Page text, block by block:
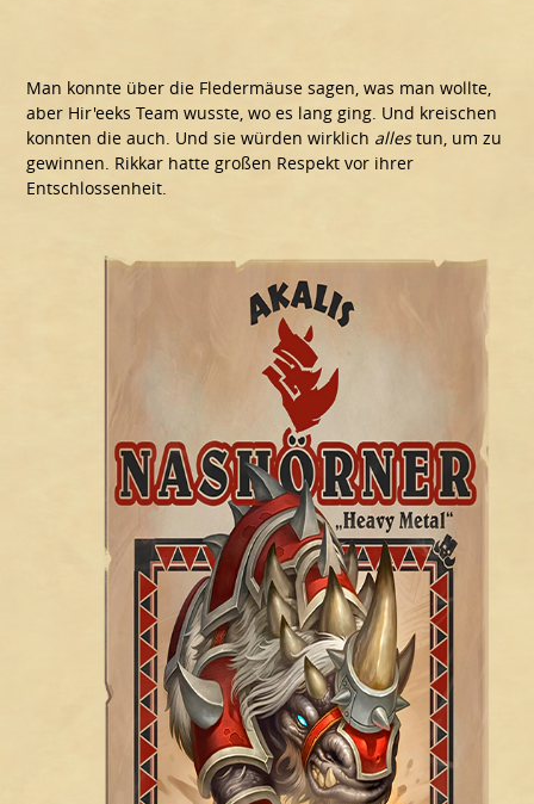
Man konnte über die Fledermäuse sagen, was man wollte,
aber Hir'eeks Team wusste, wo es lang ging. Und kreischen
konnten die auch. Und sie würden wirklich allestun, um zu
gewinnen. Rikkar hatte großen Respekt vor ihrer
Entschlossenheit.